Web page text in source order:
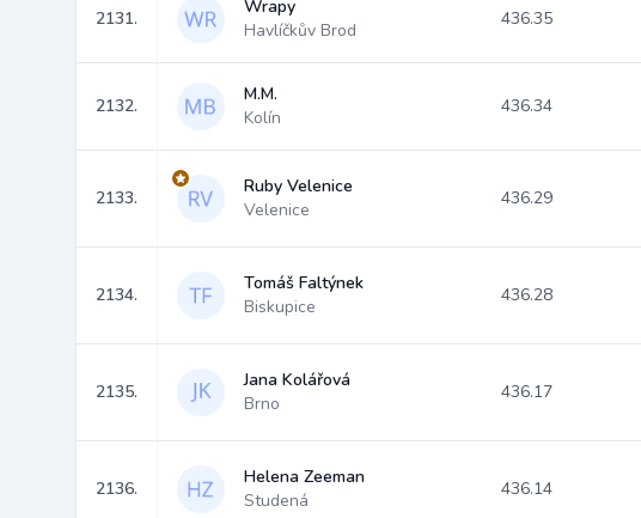
2131.
Wrapy
Havlíčkův Brod
436.35
2132.
M.M.
Kolín
436.34
2133.
Ruby Velenice
Velenice
436.29
2134.
Tomáš Faltýnek
Biskupice
436.28
2135.
Jana Kolářová
Brno
436.17
2136.
Helena Zeeman
Studená
436.14